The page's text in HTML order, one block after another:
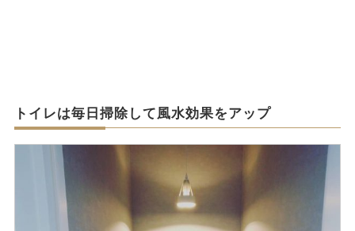
トイレは毎日掃除して風水効果をアップ